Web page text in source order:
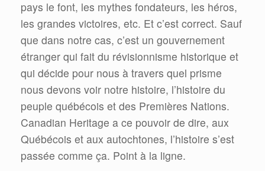
pays le font, les mythes fondateurs, les héros,
les grandes victoires, etc. Et c’est correct. Sauf
que dans notre cas, c’est un gouvernement
étranger qui fait du révisionnisme historique et
qui décide pour nous à travers quel prisme
nous devons voir notre histoire, l’histoire du
peuple québécois et des Premières Nations.
Canadian Heritage a ce pouvoir de dire, aux
Québécois et aux autochtones, l’histoire s’est
passée comme ça. Point à la ligne.